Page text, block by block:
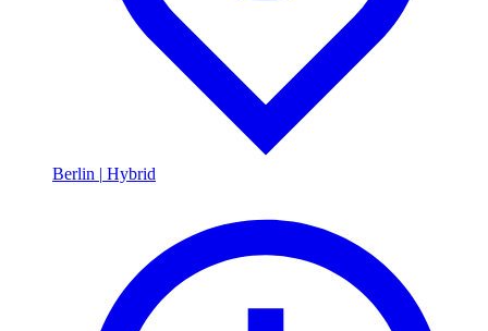
Berlin | Hybrid